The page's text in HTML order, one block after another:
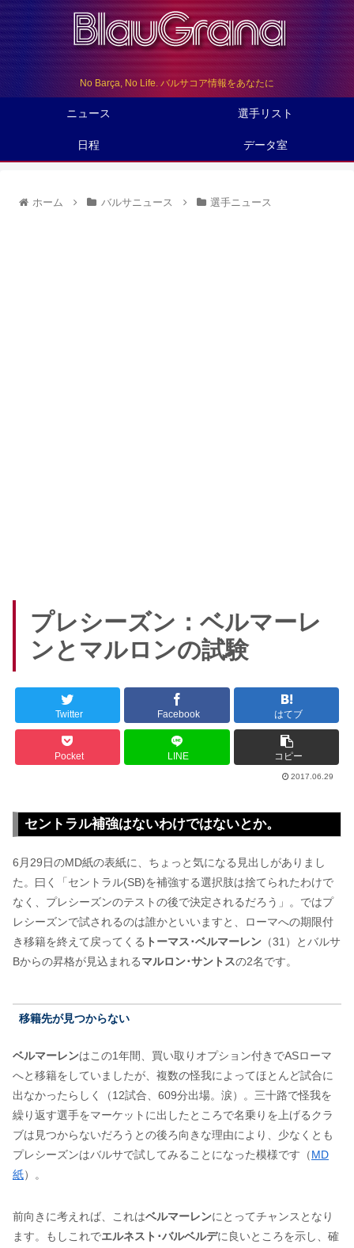
No Barça, No Life. バルサコア情報をあなたに
ニュース 選手リスト
日程 データ室
ホーム バルサニュース 選手ニュース
プレシーズン：ベルマーレ
ンとマルロンの試験
Twitter Facebook はてブ
Pocket LINE コピー
2017.06.29
セントラル補強はないわけではないとか。
6月29日のMD紙の表紙に、ちょっと気になる見出しがありまし
た。曰く「セントラル(SB)を補強する選択肢は捨てられたわけで
なく、プレシーズンのテストの後で決定されるだろう」。ではプ
レシーズンで試されるのは誰かといいますと、ローマへの期限付
き移籍を終えて戻ってくる トーマス･ベルマーレン （31）とバルサ
Bからの昇格が見込まれるマルロン･サントスの2名です。
移籍先が見つからない
ベルマーレンはこの1年間、買い取りオプション付きでASローマ
へと移籍をしていましたが、複数の怪我によってほとんど試合に
出なかったらしく（12試合、609分出場。涙）。三十路で怪我を
繰り返す選手をマーケットに出したところで名乗りを上げるクラ
ブは見つからないだろうとの後ろ向きな理由により、少なくとも
プレシーズンはバルサで試してみることになった模様です（MD
紙）。
前向きに考えれば、これはベルマーレンにとってチャンスとなり
ます。もしこれでエルネスト･バルベルデに良いところを示し、確